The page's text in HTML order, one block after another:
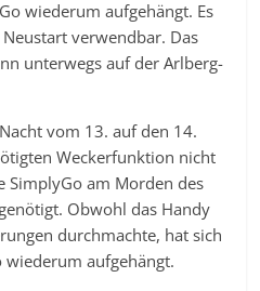
wiederum aufgehängt. Es
verwendbar. Das
unterwegs auf der Arlberg-
vom 13. auf den 14.
Weckerfunktion nicht
SimplyGo am Morden des
Obwohl das Handy
durchmachte, hat sich
wiederum aufgehängt.